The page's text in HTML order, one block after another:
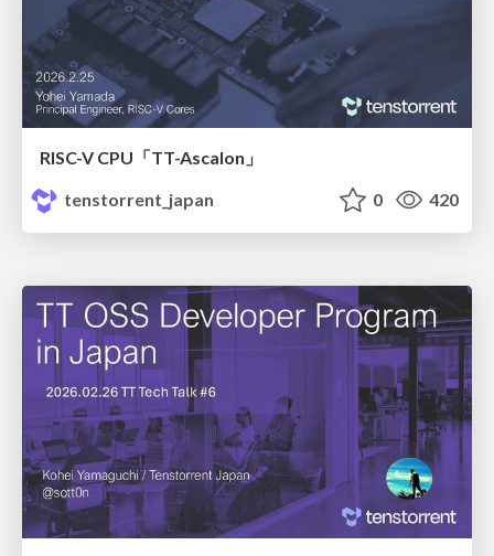
RISC-V CPU「TT-Ascalon」​
tenstorrent_japan
0 420